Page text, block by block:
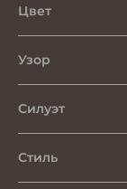
Цвет
Узор
Силуэт
Стиль